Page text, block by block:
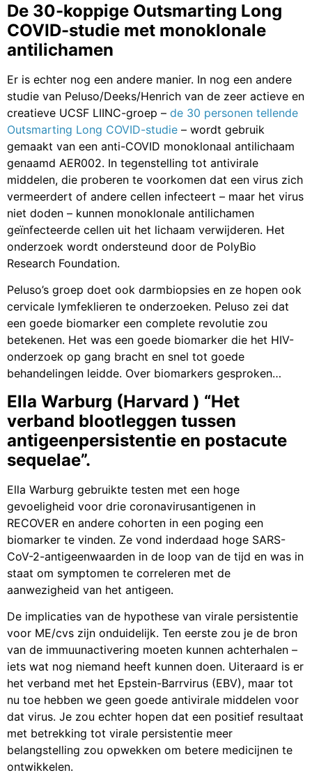
De 30-koppige Outsmarting Long
COVID-studie met monoklonale
antilichamen
Er is echter nog een andere manier. In nog een andere
studie van Peluso/Deeks/Henrich van de zeer actieve en
creatieve UCSF LIINC-groep – de 30 personen tellende
Outsmarting Long COVID-studie – wordt gebruik
gemaakt van een anti-COVID monoklonaal antilichaam
genaamd AER002. In tegenstelling tot antivirale
middelen, die proberen te voorkomen dat een virus zich
vermeerdert of andere cellen infecteert – maar het virus
niet doden – kunnen monoklonale antilichamen
geïnfecteerde cellen uit het lichaam verwijderen. Het
onderzoek wordt ondersteund door de PolyBio
Research Foundation.
Peluso’s groep doet ook darmbiopsies en ze hopen ook
cervicale lymfeklieren te onderzoeken. Peluso zei dat
een goede biomarker een complete revolutie zou
betekenen. Het was een goede biomarker die het HIV-
onderzoek op gang bracht en snel tot goede
behandelingen leidde. Over biomarkers gesproken…
Ella Warburg (Harvard ) “Het
verband blootleggen tussen
antigeenpersistentie en postacute
sequelae”.
Ella Warburg gebruikte testen met een hoge
gevoeligheid voor drie coronavirusantigenen in
RECOVER en andere cohorten in een poging een
biomarker te vinden. Ze vond inderdaad hoge SARS-
CoV-2-antigeenwaarden in de loop van de tijd en was in
staat om symptomen te correleren met de
aanwezigheid van het antigeen.
De implicaties van de hypothese van virale persistentie
voor ME/cvs zijn onduidelijk. Ten eerste zou je de bron
van de immuunactivering moeten kunnen achterhalen –
iets wat nog niemand heeft kunnen doen. Uiteraard is er
het verband met het Epstein-Barrvirus (EBV), maar tot
nu toe hebben we geen goede antivirale middelen voor
dat virus. Je zou echter hopen dat een positief resultaat
met betrekking tot virale persistentie meer
belangstelling zou opwekken om betere medicijnen te
ontwikkelen.